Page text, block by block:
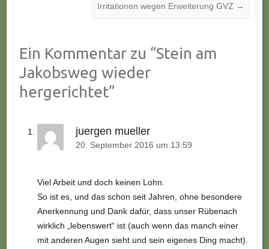
Irritationen wegen Erweiterung GVZ →
Ein Kommentar zu “Stein am
Jakobsweg wieder
hergerichtet”
juergen mueller
20. September 2016 um 13:59
Viel Arbeit und doch keinen Lohn.
So ist es, und das schon seit Jahren, ohne besondere
Anerkennung und Dank dafür, dass unser Rübenach
wirklich „lebenswert“ ist (auch wenn das manch einer
mit anderen Augen sieht und sein eigenes Ding macht).